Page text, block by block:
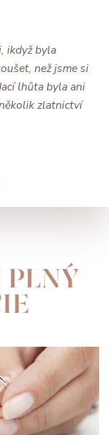
ikdyž byla
než jsme si
lhůta byla ani
zlatnictví
PLNÝ